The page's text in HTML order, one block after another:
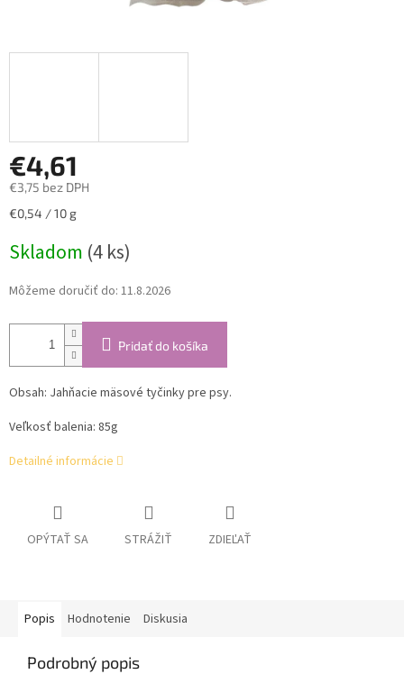
€4,61
€3,75 bez DPH
Jednotková
€0,54 / 10 g
Skladom (4 ks)
Môžeme doručiť do: 11.8.2026
Pridať do košíka
Obsah: Jahňacie mäsové tyčinky pre psy.
Veľkosť balenia: 85g
Detailné informácie
OPÝTAŤ SA STRÁŽIŤ ZDIEĽAŤ
Popis Hodnotenie Diskusia
Podrobný popis